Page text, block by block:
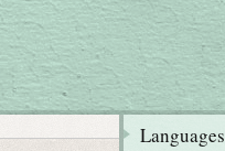
Languages